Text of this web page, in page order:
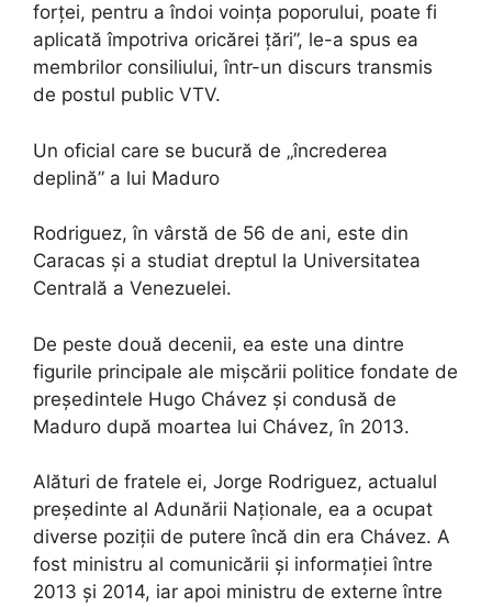
forței, pentru a îndoi voința poporului, poate fi
aplicată împotriva oricărei țări”, le-a spus ea
membrilor consiliului, într-un discurs transmis
de postul public VTV.
Un oficial care se bucură de „încrederea
deplină” a lui Maduro
Rodriguez, în vârstă de 56 de ani, este din
Caracas și a studiat dreptul la Universitatea
Centrală a Venezuelei.
De peste două decenii, ea este una dintre
figurile principale ale mișcării politice fondate de
președintele Hugo Chávez și condusă de
Maduro după moartea lui Chávez, în 2013.
Alături de fratele ei, Jorge Rodriguez, actualul
președinte al Adunării Naționale, ea a ocupat
diverse poziții de putere încă din era Chávez. A
fost ministru al comunicării și informației între
2013 și 2014, iar apoi ministru de externe între